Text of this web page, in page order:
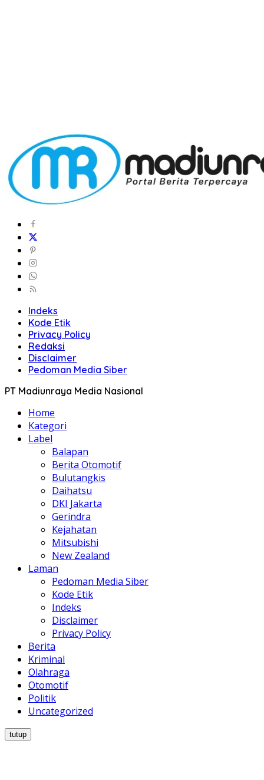
Indeks
Kode Etik
Privacy Policy
Redaksi
Disclaimer
Pedoman Media Siber
PT Madiunraya Media Nasional
Home
Kategori
Label
Balapan
Berita Otomotif
Bulutangkis
Daihatsu
DKI Jakarta
Gerindra
Kejahatan
Mitsubishi
New Zealand
Laman
Pedoman Media Siber
Kode Etik
Indeks
Disclaimer
Privacy Policy
Berita
Kriminal
Olahraga
Otomotif
Politik
Uncategorized
tutup